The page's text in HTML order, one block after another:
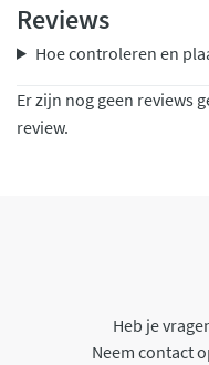
Reviews
Hoe controleren en
Er zijn nog geen reviews
review.
Heb je
Neem contact